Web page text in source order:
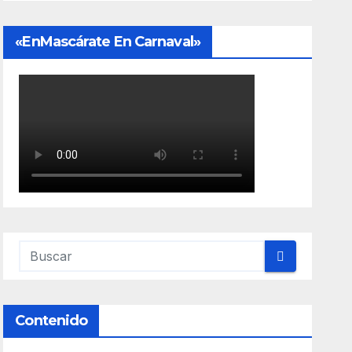
«EnMascárate En Carnaval»
Contenido